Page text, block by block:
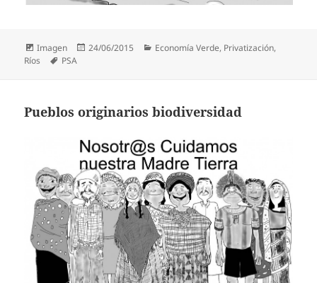
Formato
Imagen
Publicado
24/06/2015 Categorías
Economía Verde, Privatización,
Ríos
Etiquetas
PSA
Pueblos originarios biodiversidad